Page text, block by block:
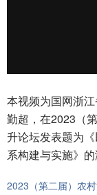
本视频为国网浙
勤超，在2023（
升论坛发表题为
系构建与实施》的
2023（第二届）农